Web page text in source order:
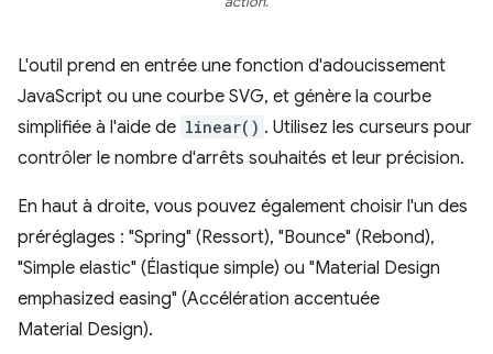
L'outil prend en entrée une fonction d'adoucissement
JavaScript ou une courbe SVG, et génère la courbe
simplifiée à l'aide de linear() . Utilisez les curseurs pour
contrôler le nombre d'arrêts souhaités et leur précision.
En haut à droite, vous pouvez également choisir l'un des
préréglages : "Spring" (Ressort), "Bounce" (Rebond),
"Simple elastic" (Élastique simple) ou "Material Design
emphasized easing" (Accélération accentuée
Material Design).